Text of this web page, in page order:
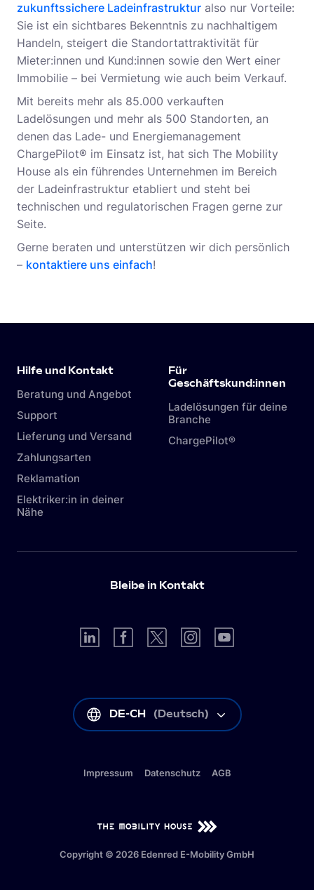
DE-CH ( Deutsch )
zukunftssichere Ladeinfrastruktur also nur Vorteile:
Sie ist ein sichtbares Bekenntnis zu nachhaltigem
Handeln, steigert die Standortattraktivität für
Mieter:innen und Kund:innen sowie den Wert einer
Immobilie – bei Vermietung wie auch beim Verkauf.
Mit bereits mehr als 85.000 verkauften
Ladelösungen und mehr als 500 Standorten, an
denen das Lade- und Energiemanagement
ChargePilot® im Einsatz ist, hat sich The Mobility
House als ein führendes Unternehmen im Bereich
der Ladeinfrastruktur etabliert und steht bei
technischen und regulatorischen Fragen gerne zur
Seite.
Gerne beraten und unterstützen wir dich persönlich
– kontaktiere uns einfach!
Hilfe und Kontakt
Beratung und Angebot
Support
Lieferung und Versand
Zahlungsarten
Reklamation
Elektriker:in in deiner
Nähe
Für
Geschäftskund:innen
Ladelösungen für deine
Branche
ChargePilot®
Bleibe in Kontakt
DE-CH (Deutsch)
Copyright © 2026 Edenred E-Mobility GmbH
Impressum Datenschutz AGB